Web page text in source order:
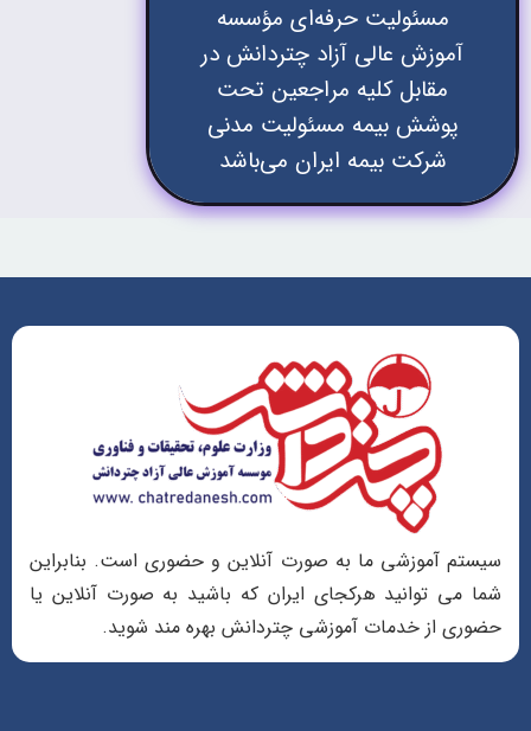
مسئولیت حرفه‌ای مؤسسه
آموزش عالی آزاد چتردانش در
مقابل کلیه مراجعین تحت
پوشش بیمه مسئولیت مدنی
شرکت بیمه ایران می‌باشد
سیستم آموزشی ما به صورت آنلاین و حضوری است. بنابراین
شما می توانید هرکجای ایران که باشید به صورت آنلاین یا
حضوری از خدمات آموزشی چتردانش بهره مند شوید.